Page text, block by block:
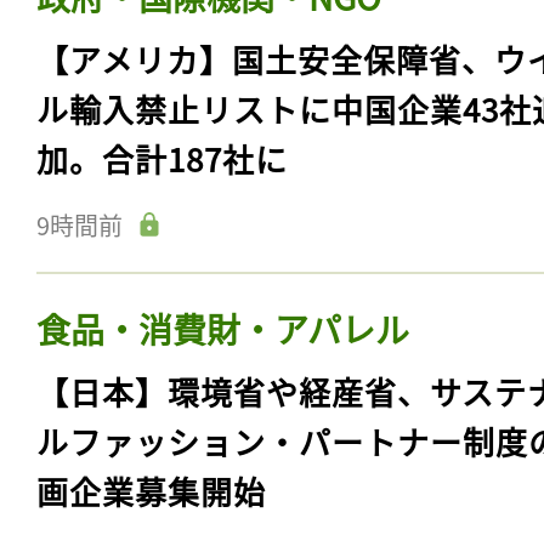
【アメリカ】国土安全保障省、ウ
ル輸入禁止リストに中国企業43社
加。合計187社に
9時間前
食品・消費財・アパレル
【日本】環境省や経産省、サステ
ルファッション・パートナー制度
画企業募集開始